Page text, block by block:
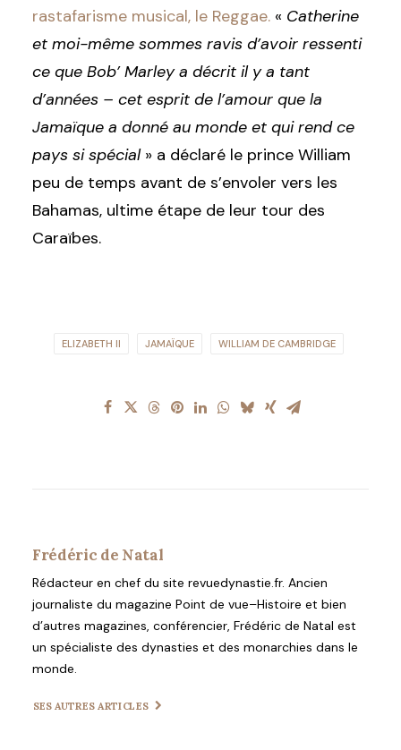
rastafarisme musical, le Reggae. « Catherine
et moi-même sommes ravis d’avoir ressenti
ce que Bob’ Marley a décrit il y a tant
d’années – cet esprit de l’amour que la
Jamaïque a donné au monde et qui rend ce
pays si spécial » a déclaré le prince William
peu de temps avant de s’envoler vers les
Bahamas, ultime étape de leur tour des
Caraïbes.
ELIZABETH II JAMAÏQUE WILLIAM DE CAMBRIDGE
Frédéric de Natal
Rédacteur en chef du site revuedynastie.fr. Ancien
journaliste du magazine Point de vue–Histoire et bien
d’autres magazines, conférencier, Frédéric de Natal est
un spécialiste des dynasties et des monarchies dans le
monde.
SES AUTRES ARTICLES